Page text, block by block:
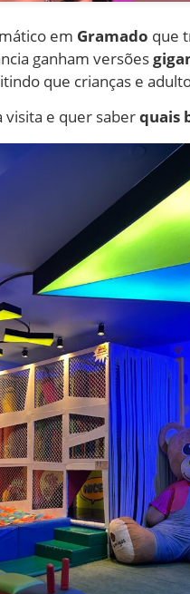
em Gramado que
ganham versões
que crianças e
visita e quer saberquais